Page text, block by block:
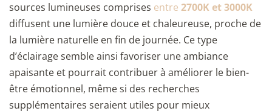
sources lumineuses comprises entre 2700K et 3000K
diffusent une lumière douce et chaleureuse, proche de
la lumière naturelle en fin de journée. Ce type
d’éclairage semble ainsi favoriser une ambiance
apaisante et pourrait contribuer à améliorer le bien-
être émotionnel, même si des recherches
supplémentaires seraient utiles pour mieux